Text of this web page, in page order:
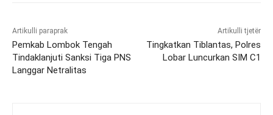
Artikulli paraprak
Pemkab Lombok Tengah
Tindaklanjuti Sanksi Tiga PNS
Langgar Netralitas
Artikulli tjetër
Tingkatkan Tiblantas, Polres
Lobar Luncurkan SIM C1